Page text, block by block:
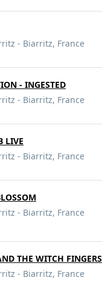
- Biarritz, France
- INGESTED
- Biarritz, France
LIVE
- Biarritz, France
- Biarritz, France
THE WITCH FINGERS
- Biarritz, France